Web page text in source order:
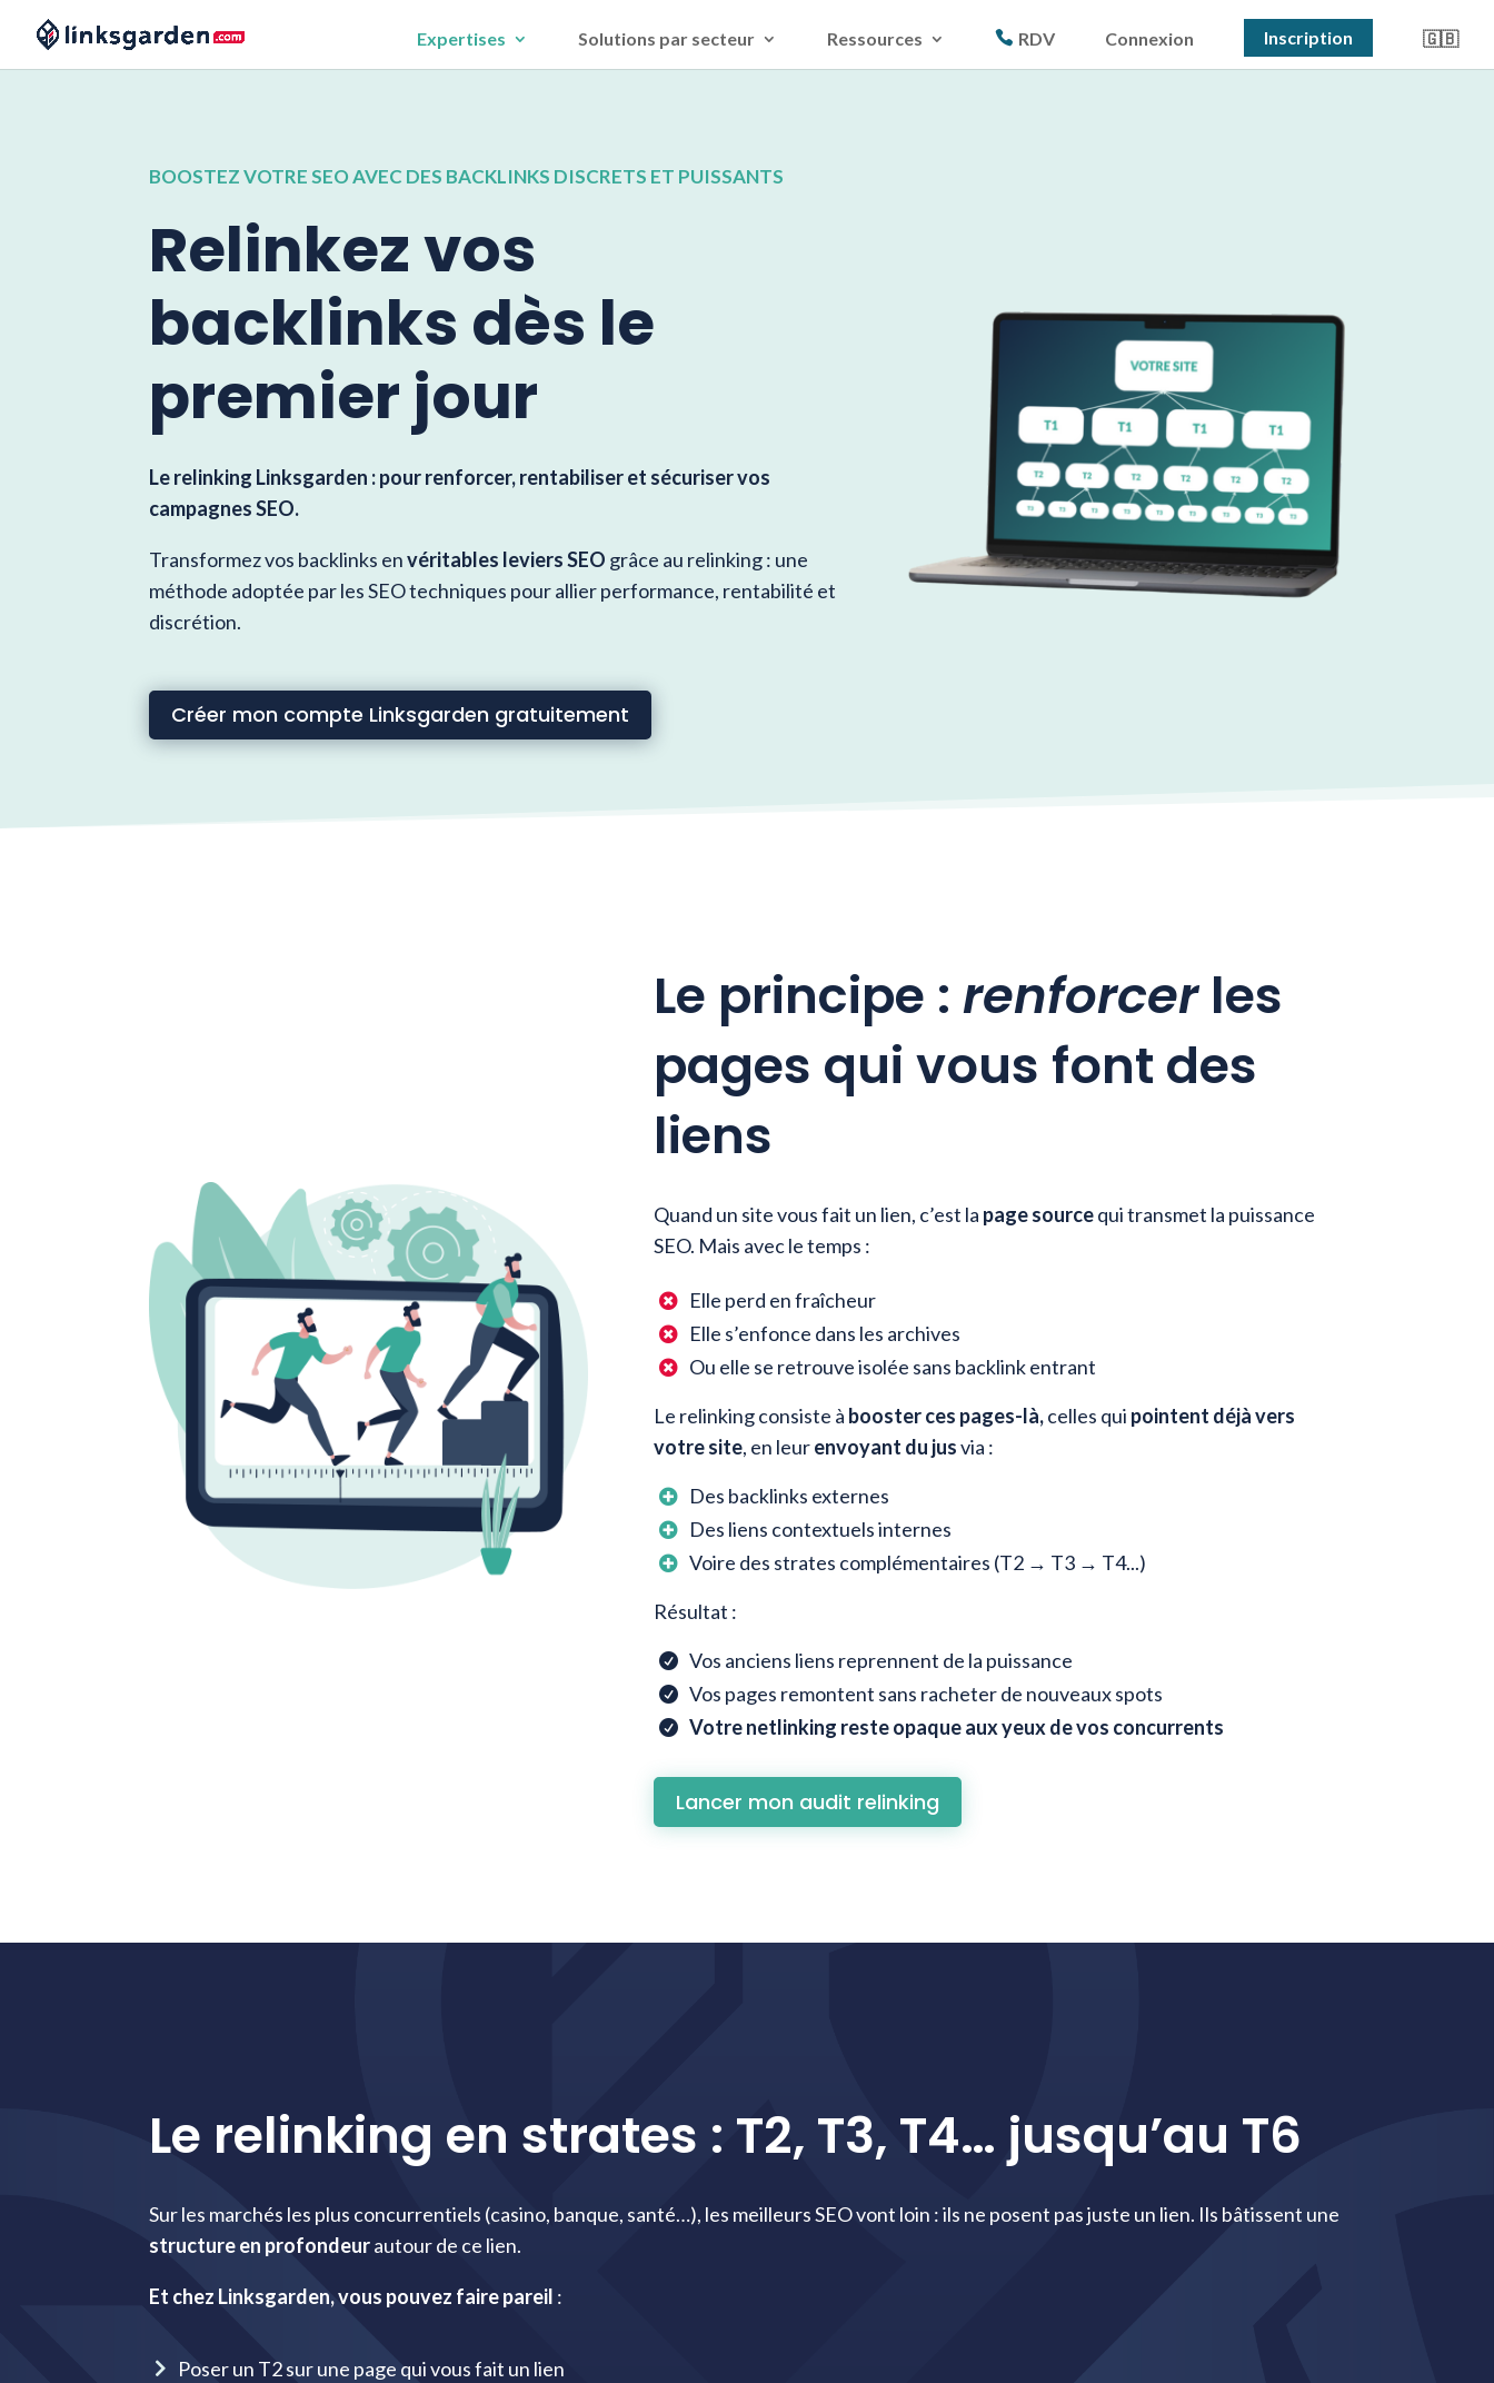
Expertises Solutions par secteur Ressources RDV Connexion Inscription 🇬🇧
BOOSTEZ VOTRE SEO AVEC DES BACKLINKS DISCRETS ET PUISSANTS
Relinkez vos
backlinks dès le
premier jour
Le relinking Linksgarden : pour renforcer, rentabiliser et sécuriser vos
campagnes SEO.
Transformez vos backlinks envéritables leviers SEO grâce au relinking : une
méthode adoptée par les SEO techniques pour allier performance, rentabilité et
discrétion.
Créer mon compte Linksgarden gratuitement
Le principe :renforcerles
pages qui vous font des
liens
Quand un site vous fait un lien, c’est la page sourcequi transmet la puissance
SEO. Mais avec le temps :
 Elle perd en fraîcheur
 Elle s’enfonce dans les archives

Ou elle se retrouve isolée sans backlink entrant
Le relinking consiste à booster ces pages-là,celles qui pointent déjà vers
votre site, en leurenvoyant du jusvia :
 Des backlinks externes
 Des liens contextuels internes
 Voire des strates complémentaires (T2 → T3 → T4...)
Résultat :
 Vos anciens liens reprennent de la puissance
 Vos pages remontent sans racheter de nouveaux spots
 Votre netlinking reste opaque aux yeux de vos concurrents
Lancer mon audit relinking
Le relinking en strates : T2, T3, T4… jusqu’au T6
Sur les marchés les plus concurrentiels (casino, banque, santé…), les meilleurs SEO vont loin : ils ne posent pas juste un lien. Ils bâtissent une
structure en profondeurautour de ce lien.
Et chez Linksgarden, vous pouvez faire pareil :
 Poser un T2 sur une page qui vous fait un lien